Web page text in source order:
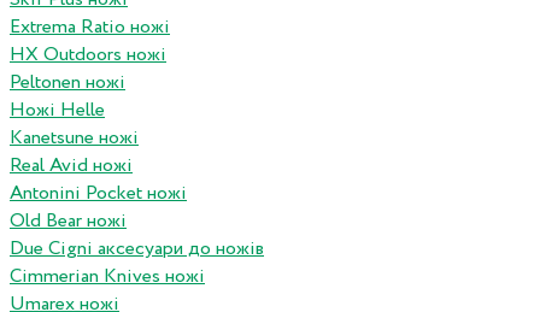
Extrema Ratio ножі
HX Outdoors ножі
Peltonen ножі
Ножі Helle
Kanetsune ножі
Real Avid ножі
Antonini Pocket ножі
Old Bear ножі
Due Cigni аксесуари до ножів
Cimmerian Knives ножі
Umarex ножі